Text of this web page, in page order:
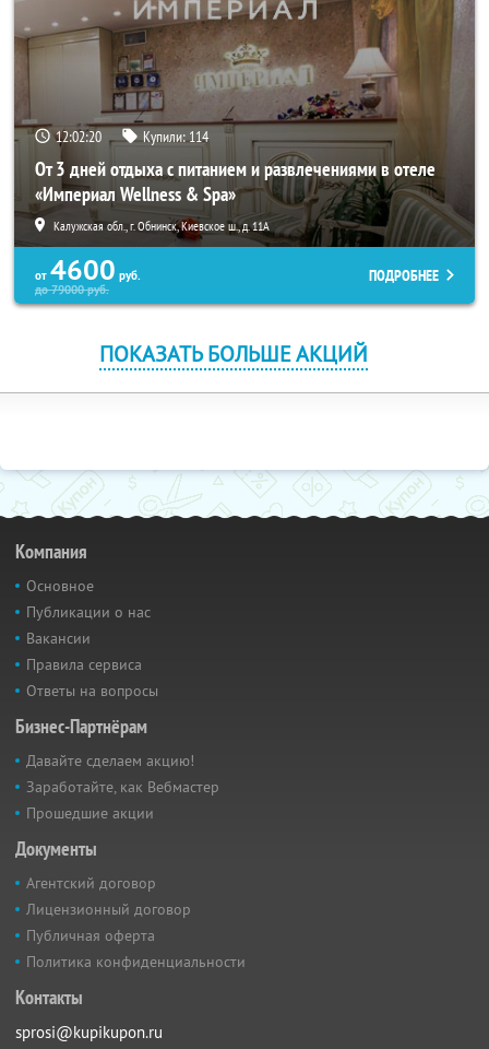
12:02:19 Купили:114
От 3 дней отдыха с питанием и развлечениями в отеле
«Империал Wellness & Spa»
Калужская обл., г. Обнинск, Киевское ш., д. 11А
от 4600 руб.
до79000руб.
ПОДРОБНЕЕ
ПОКАЗАТЬ БОЛЬШЕ АКЦИЙ
Компания
Основное
Публикации о нас
Вакансии
Правила сервиса
Ответы на вопросы
Бизнес-Партнёрам
Давайте сделаем акцию!
Заработайте, как Вебмастер
Прошедшие акции
Документы
Агентский договор
Лицензионный договор
Публичная оферта
Политика конфиденциальности
Контакты
sprosi@kupikupon.ru